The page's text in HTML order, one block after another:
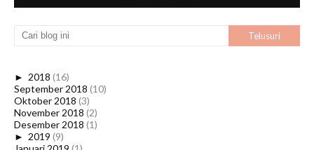
► 2018 (16)
September 2018 (10)
Oktober 2018 (3)
November 2018 (2)
Desember 2018 (1)
► 2019 (9)